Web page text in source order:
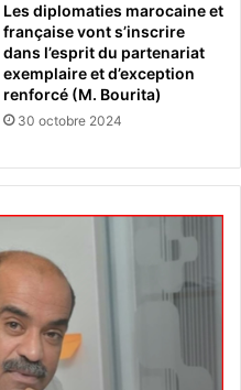
Les diplomaties marocaine et
française vont s’inscrire
dans l’esprit du partenariat
exemplaire et d’exception
renforcé (M. Bourita)
30 octobre 2024